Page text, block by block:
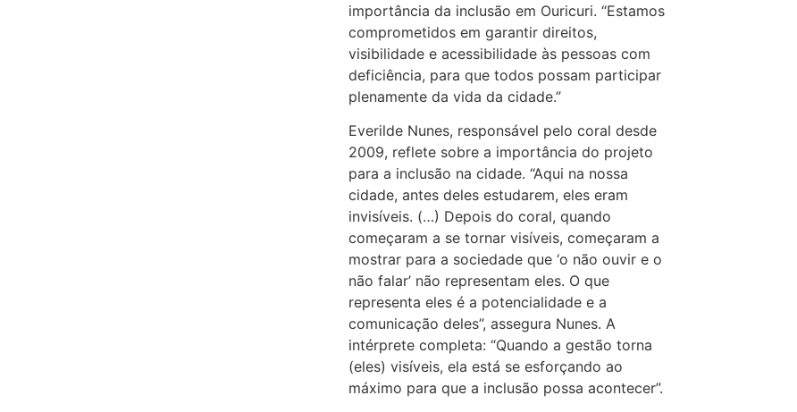
importância da inclusão em Ouricuri. “Estamos
comprometidos em garantir direitos,
visibilidade e acessibilidade às pessoas com
deficiência, para que todos possam participar
plenamente da vida da cidade.”
Everilde Nunes, responsável pelo coral desde
2009, reflete sobre a importância do projeto
para a inclusão na cidade. “Aqui na nossa
cidade, antes deles estudarem, eles eram
invisíveis. (…) Depois do coral, quando
começaram a se tornar visíveis, começaram a
mostrar para a sociedade que ‘o não ouvir e o
não falar’ não representam eles. O que
representa eles é a potencialidade e a
comunicação deles”, assegura Nunes. A
intérprete completa: “Quando a gestão torna
(eles) visíveis, ela está se esforçando ao
máximo para que a inclusão possa acontecer”.